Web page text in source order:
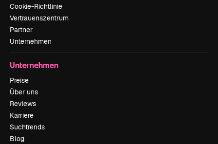
Cookie-Richtlinie
Vertrauenszentrum
Partner
Unternehmen
Unternehmen
Preise
Über uns
Reviews
Karriere
Suchtrends
Blog